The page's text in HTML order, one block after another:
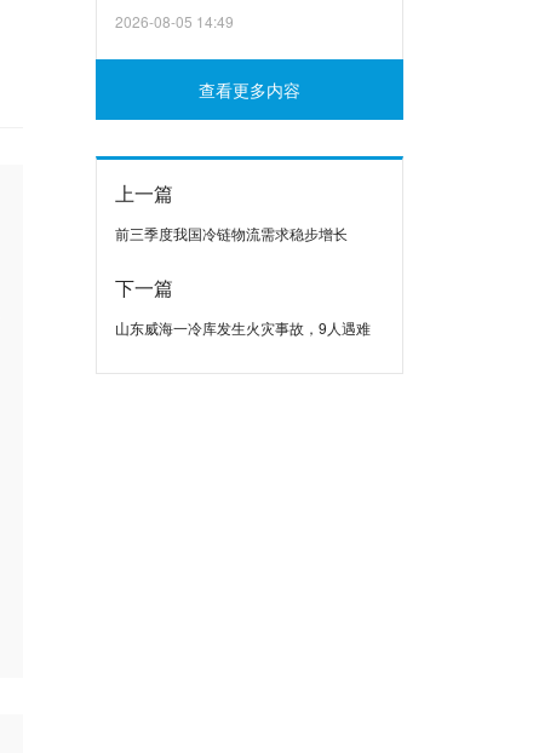
2026-08-05 14:49
查看更多内容
上一篇
前三季度我国冷链物流需求稳步增长
下一篇
山东威海一冷库发生火灾事故，9人遇难